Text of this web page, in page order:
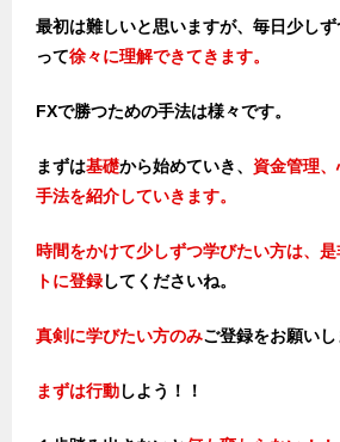
最初は難しいと思いますが、毎日少し
って徐々に理解できてきます。
FXで勝つための手法は様々です。
まずは基礎から始めていき、 資金管理
手法を紹介していきます。
時間をかけて少しずつ学びたい方は、
トに登録してくださいね。
真剣に学びたい方のみご登録をお願いし
まずは行動しよう！！